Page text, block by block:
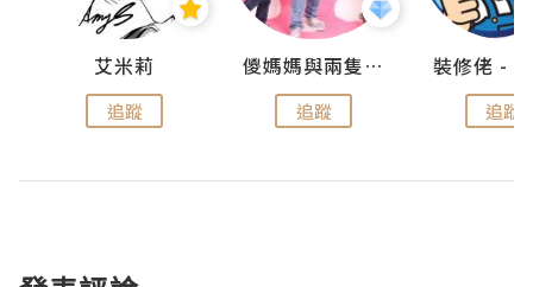
艾米莉
追蹤
儍媽媽與兩隻小魔怪之家
追蹤 追蹤